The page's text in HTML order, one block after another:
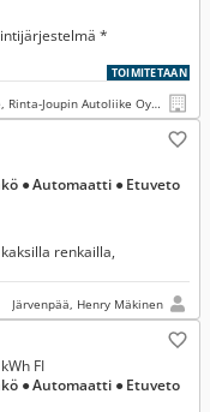
*
TOIMITETAAN
Tampere, Rinta-Joupin Autoliike Oy, Tampere
● Automaatti ● Etuveto
renkailla,
Järvenpää, Henry Mäkinen
FI
● Automaatti ● Etuveto